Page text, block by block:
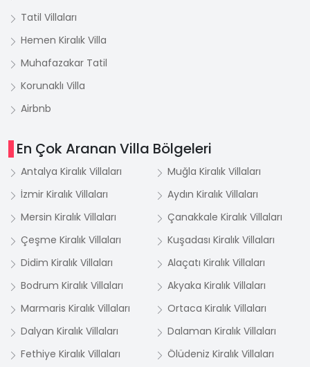
Tatil Villaları
Hemen Kiralık Villa
Muhafazakar Tatil
Korunaklı Villa
Airbnb
En Çok Aranan Villa Bölgeleri
Antalya Kiralık Villaları
Muğla Kiralık Villaları
İzmir Kiralık Villaları
Aydın Kiralık Villaları
Mersin Kiralık Villaları
Çanakkale Kiralık Villaları
Çeşme Kiralık Villaları
Kuşadası Kiralık Villaları
Didim Kiralık Villaları
Alaçatı Kiralık Villaları
Bodrum Kiralık Villaları
Akyaka Kiralık Villaları
Marmaris Kiralık Villaları
Ortaca Kiralık Villaları
Dalyan Kiralık Villaları
Dalaman Kiralık Villaları
Fethiye Kiralık Villaları
Ölüdeniz Kiralık Villaları